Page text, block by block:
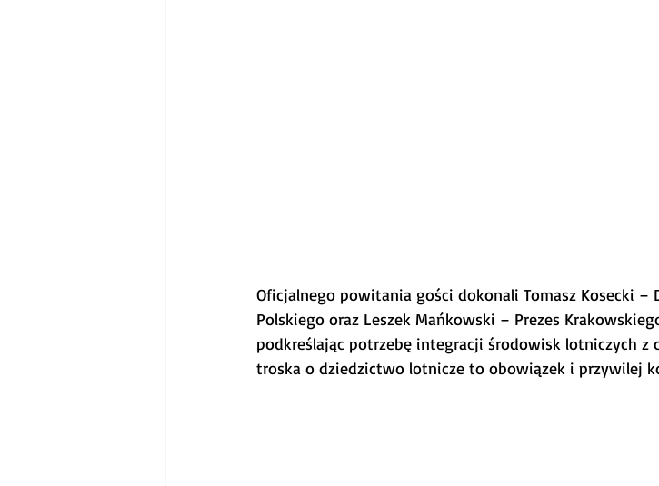
Oficjalnego powitania gości dokonali Tomasz Kosecki
Polskiego oraz Leszek Mańkowski – Prezes
podkreślając potrzebę integracji środowisk lotniczych z
troska o dziedzictwo lotnicze to obowiązek i przywilej